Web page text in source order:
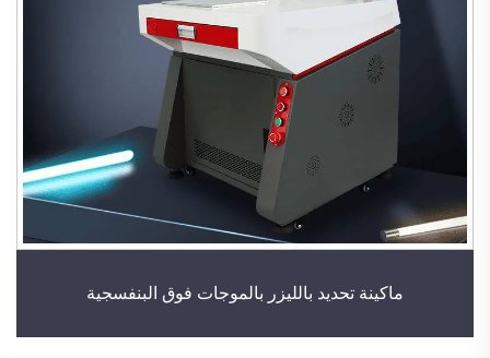
ماكينة تحديد بالليزر بالموجات فوق البنفسجية